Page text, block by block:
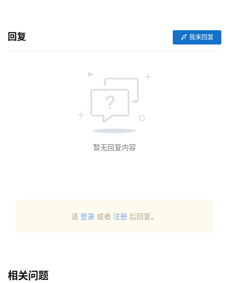
回复 我来回复
暂无回复内容
请 登录 或者 注册 后回复。
相关问题